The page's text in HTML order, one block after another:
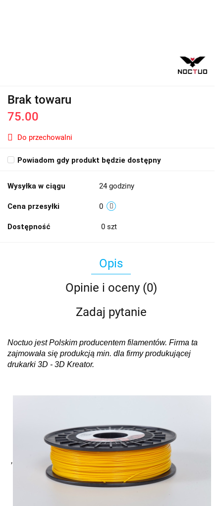
Brak towaru
75.00
Do przechowalni
Powiadom gdy produkt będzie dostępny
Wysyłka w ciągu 24 godziny
Cena przesyłki 0
Dostępność 0 szt
Opis
Opinie i oceny (0)
Zadaj pytanie
Noctuo jest Polskim producentem filamentów. Firma ta
zajmowała się produkcją min. dla firmy produkującej
drukarki 3D - 3D Kreator.
,